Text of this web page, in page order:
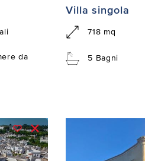
da
Villa singola
718 mq
5 Bagni